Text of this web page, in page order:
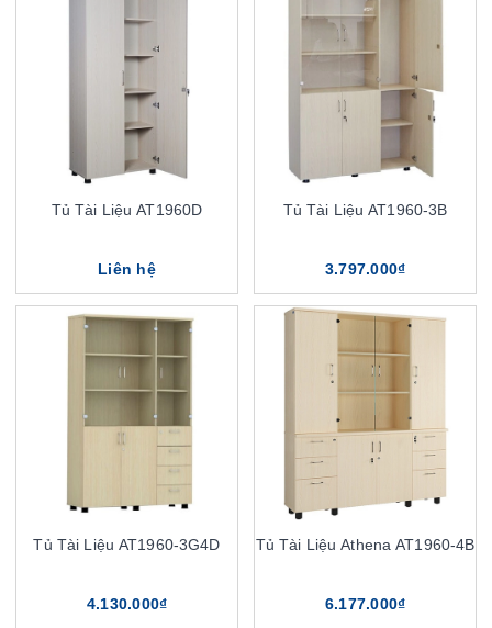
Tủ Tài Liệu AT1960D
Liên hệ
Tủ Tài Liệu AT1960-3B
3.797.000₫
Tủ Tài Liệu AT1960-3G4D
4.130.000₫
Tủ Tài Liệu Athena AT1960-4B
6.177.000₫